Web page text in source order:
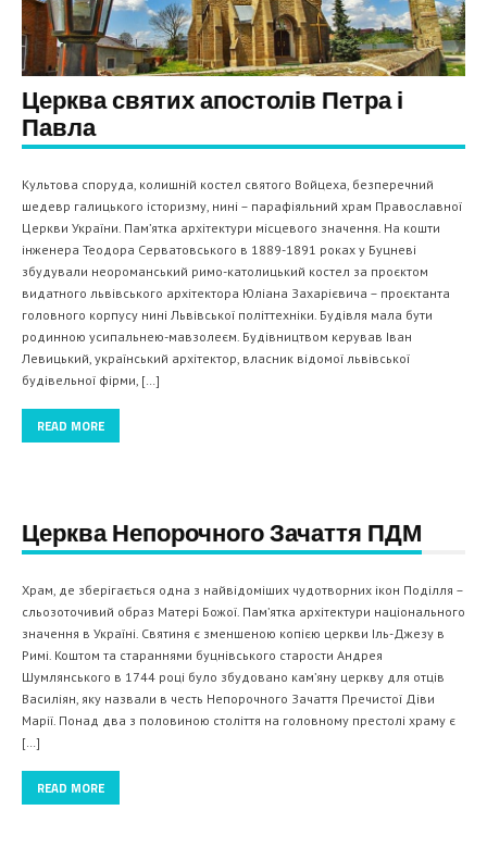
Церква святих апостолів Петра і
Павла
Культова споруда, колишній костел святого Войцеха, безперечний
шедевр галицького історизму, нині – парафіяльний храм Православної
Церкви України. Пам’ятка архітектури місцевого значення. На кошти
інженера Теодора Серватовського в 1889-1891 роках у Буцневі
збудували неороманський римо-католицький костел за проєктом
видатного львівського архітектора Юліана Захарієвича – проєктанта
головного корпусу нині Львівської політтехніки. Будівля мала бути
родинною усипальнею-мавзолеєм. Будівництвом керував Іван
Левицький, український архітектор, власник відомої львівської
будівельної фірми, […]
READ MORE
Церква Непорочного Зачаття ПДМ
Храм, де зберігається одна з найвідоміших чудотворних ікон Поділля –
сльозоточивий образ Матері Божої. Пам’ятка архітектури національного
значення в Україні. Святиня є зменшеною копією церкви Іль-Джезу в
Римі. Коштом та стараннями буцнівського старости Андрея
Шумлянського в 1744 році було збудовано кам’яну церкву для отців
Василіян, яку назвали в честь Непорочного Зачаття Пречистої Діви
Марії. Понад два з половиною століття на головному престолі храму є
[…]
READ MORE